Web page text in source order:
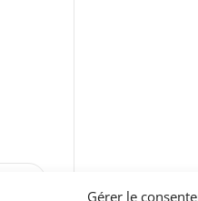
Gérer le